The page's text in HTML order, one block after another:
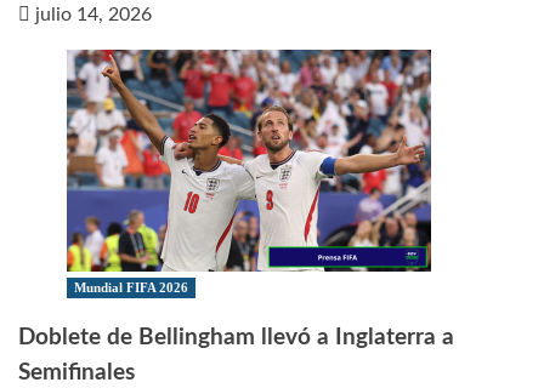
julio 14, 2026
Mundial FIFA 2026
Doblete de Bellingham llevó a Inglaterra a
Semifinales